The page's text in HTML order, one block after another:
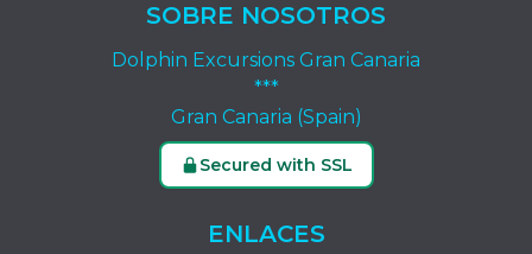
SOBRE NOSOTROS
Dolphin Excursions Gran Canaria
***
Gran Canaria (Spain)
Secured with SSL
ENLACES